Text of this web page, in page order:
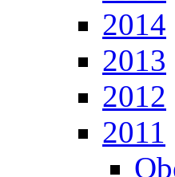
2014
2013
2012
2011